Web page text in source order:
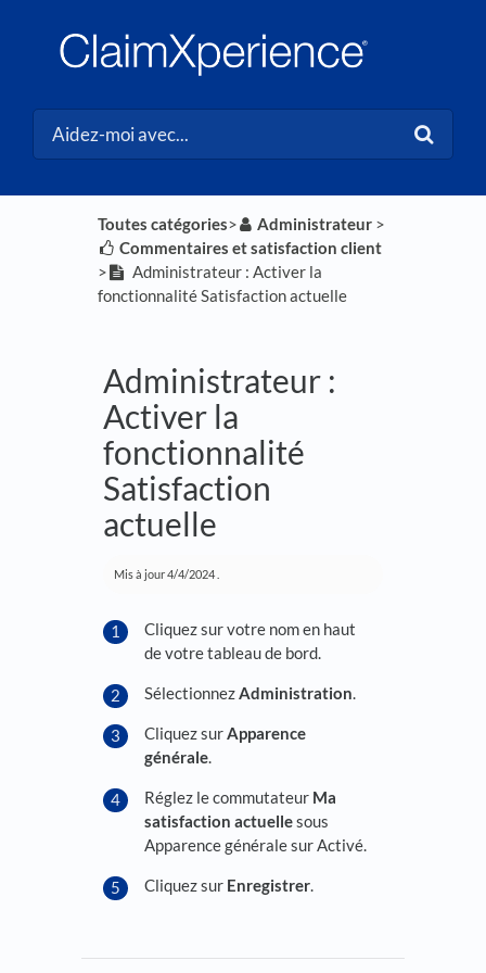
Toutes catégories​>​ ​Administrateur​ > ​
​Commentaires et satisfaction client​
>​
Administrateur : Activer la
fonctionnalité Satisfaction actuelle
Administrateur :
Activer la
fonctionnalité
Satisfaction
actuelle
Mis à jour4/4/2024
Cliquez sur votre nom en haut
de votre tableau de bord.
SélectionnezAdministration.
Cliquez surApparence
générale.
Réglez le commutateur Ma
satisfaction actuellesous
Apparence générale sur Activé.
Cliquez sur Enregistrer.